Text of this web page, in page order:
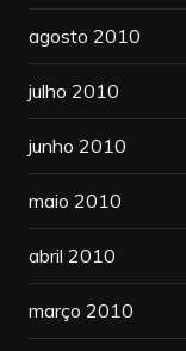
agosto 2010
julho 2010
junho 2010
maio 2010
abril 2010
março 2010